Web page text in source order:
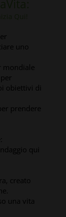
uno
mondiale
obiettivi di
prendere
qui
creato
una vita